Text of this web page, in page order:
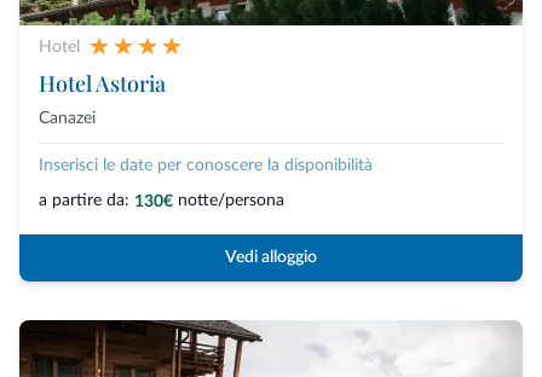
Hotel
Hotel Astoria
Canazei
Inserisci le date per conoscere la disponibilità
a partire da: 130€ notte/persona
Vedi alloggio